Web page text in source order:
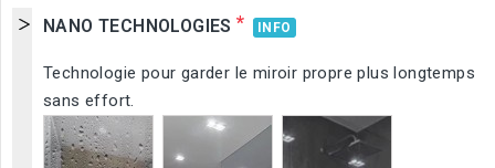
NANO TECHNOLOGIES* INFO
Technologie pour garder le miroir propre plus longtemps
sans effort.